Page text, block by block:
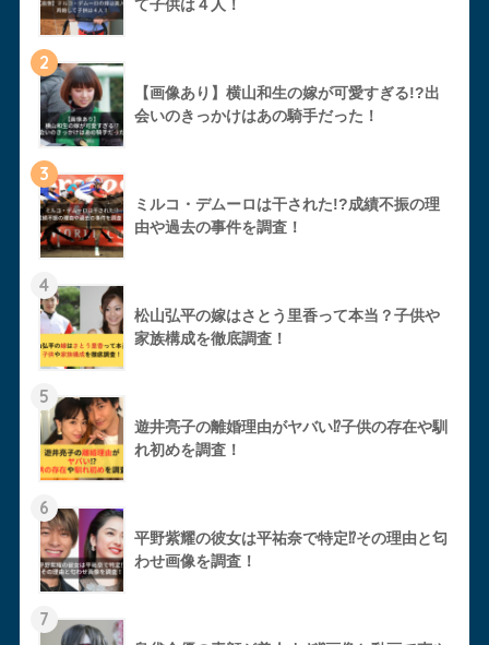
て子供は４人！
2
【画像あり】横山和生の嫁が可愛すぎる!?出
会いのきっかけはあの騎手だった！
3
ミルコ・デムーロは干された!?成績不振の理
由や過去の事件を調査！
4
松山弘平の嫁はさとう里香って本当？子供や
家族構成を徹底調査！
5
遊井亮子の離婚理由がヤバい⁉︎子供の存在や馴
れ初めを調査！
6
平野紫耀の彼女は平祐奈で特定⁉︎その理由と匂
わせ画像を調査！
7